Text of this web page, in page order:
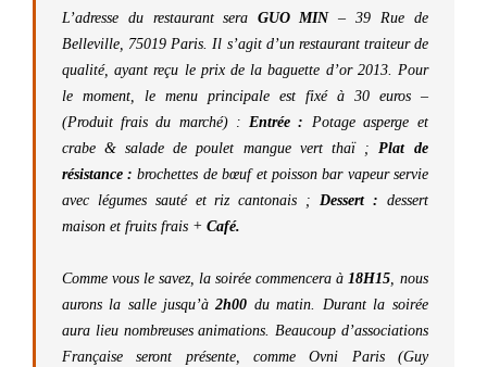
L’adresse du restaurant sera GUO MIN– 39 Rue de
Belleville, 75019 Paris. Il s’agit d’un restaurant traiteur de
qualité, ayant reçu le prix de la baguette d’or 2013. Pour
le moment, le menu principale est fixé à 30 euros –
(Produit frais du marché) : Entrée : Potage asperge et
crabe & salade de poulet mangue vert thaï ; Plat de
résistance : brochettes de bœuf et poisson bar vapeur servie
avec légumes sauté et riz cantonais ; Dessert : dessert
maison et fruits frais + Café.
Comme vous le savez, la soirée commencera à 18H15, nous
aurons la salle jusqu’à 2h00 du matin. Durant la soirée
aura lieu nombreuses animations. Beaucoup d’associations
Française seront présente, comme Ovni Paris (Guy